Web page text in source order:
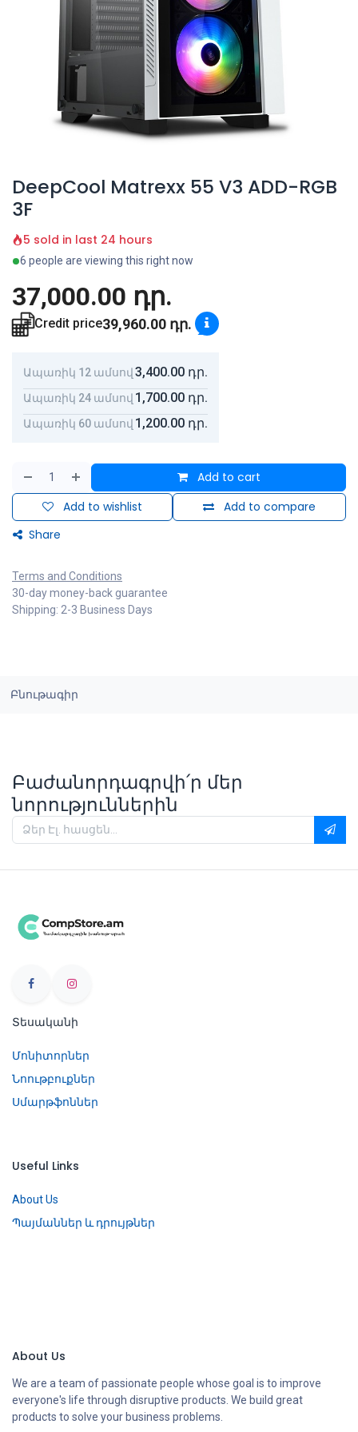
DeepCool Matrexx 55 V3 ADD-RGB
3F
5 sold in last 24 hours
6 people are viewing this right now
37,000.00 դր.
Credit price39,960.00 դր.
Ապառիկ 12 ամսով 3,400.00 դր.
Ապառիկ 24 ամսով 1,700.00 դր.
Ապառիկ 60 ամսով 1,200.00 դր.
Add to cart
Add to compare
Add to wishlist
Share
Terms and Conditions
30-day money-back guarantee
Shipping: 2-3 Business Days
Բնութագիր
Բաժանորդագրվի՛ր մեր
նորություններին
Տեսականի
Մոնիտորներ
Նոութբուքներ
Սմարթֆոններ
Useful Links
About Us
Պայմաններ և դրույթներ
About Us
We are a team of passionate people whose goal is to improve
everyone's life through disruptive products. We build great
products to solve your business problems.